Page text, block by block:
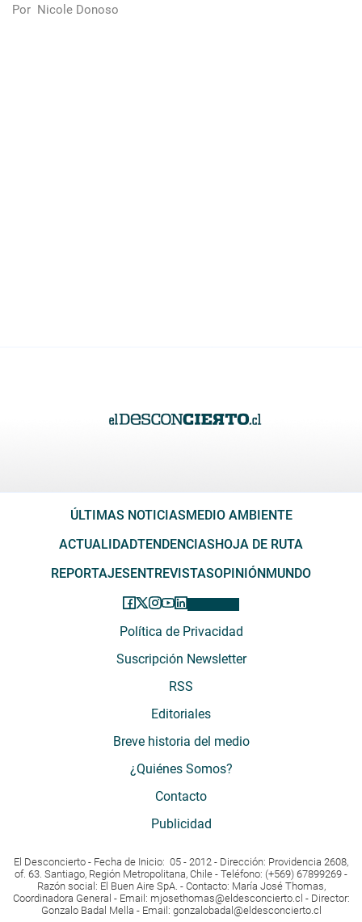
Por Nicole Donoso
ÚLTIMAS NOTICIAS MEDIO AMBIENTE
ACTUALIDADTENDENCIAS HOJA DE RUTA
REPORTAJES ENTREVISTASOPINIÓN MUNDO
Política de Privacidad
Suscripción Newsletter
RSS
Editoriales
Breve historia del medio
¿Quiénes Somos?
Contacto
Publicidad
El Desconcierto - Fecha de Inicio: 05 - 2012 - Dirección: Providencia 2608,
of. 63. Santiago, Región Metropolitana, Chile - Teléfono: (+569) 67899269 -
Razón social: El Buen Aire SpA. - Contacto: María José Thomas,
Coordinadora General - Email: mjosethomas@eldesconcierto.cl - Director:
Gonzalo Badal Mella - Email: gonzalobadal@eldesconcierto.cl